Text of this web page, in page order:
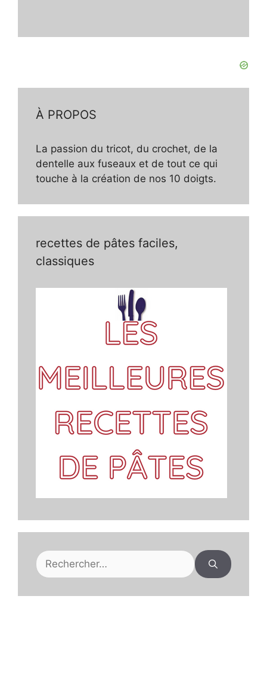
À PROPOS
La passion du tricot, du crochet, de la
dentelle aux fuseaux et de tout ce qui
touche à la création de nos 10 doigts.
recettes de pâtes faciles,
classiques
Rechercher :